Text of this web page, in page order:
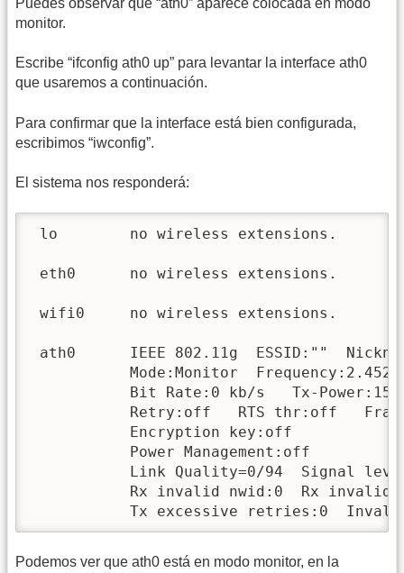
monitor.
Escribe “ifconfig ath0 up” para levantar la interface ath0
que usaremos a continuación.
Para confirmar que la interface está bien configurada,
escribimos “iwconfig”.
El sistema nos responderá:
lo        no wireless extensions.
eth0      no wireless extensions.
wifi0     no wireless extensions.
ath0      IEEE 802.11g  ESSID:""
Mode:Monitor
Bit Rate:0 kb/s   Tx-
Retry:off   RTS thr:off
           Encryption key:off
           Power Management:off
Link Quality=0/94  Signal
Rx invalid nwid:0  Rx invalid
Tx excessive retries:0
Podemos ver que ath0 está en modo monitor, en la